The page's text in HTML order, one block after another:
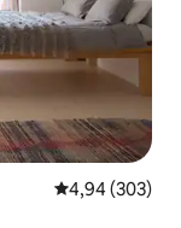
4,94 de uma
4,94 (303)